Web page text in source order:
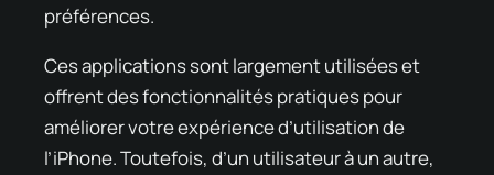
préférences.
Ces applications sont largement utilisées et
offrent des fonctionnalités pratiques pour
améliorer votre expérience d’utilisation de
l’iPhone. Toutefois, d’un utilisateur à un autre,